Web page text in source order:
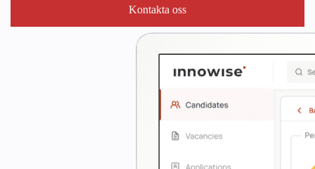
Kontakta oss